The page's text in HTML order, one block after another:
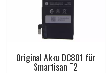
Original Akku DC801 für
Smartisan T2